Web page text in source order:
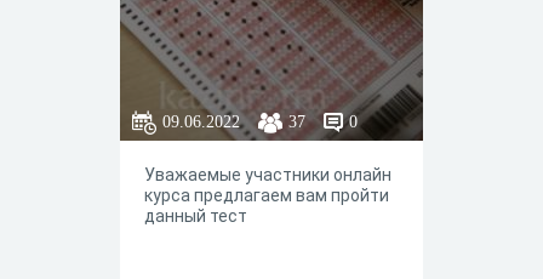
09.06.2022 37 0
Уважаемые участники онлайн
курса предлагаем вам пройти
данный тест